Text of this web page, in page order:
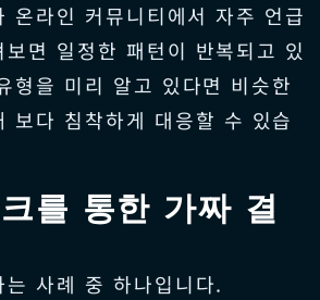
온라인 커뮤니티에서 자주 언급
면 일정한 패턴이 반복되고 있
형을 미리 알고 있다면 비슷한
보다 침착하게 대응할 수 있습
를 통한 가짜 결
사례 중 하나입니다.